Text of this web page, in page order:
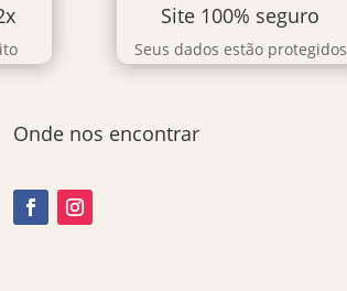
Site 100% seguro
Seus dados estão protegidos
Onde nos encontrar